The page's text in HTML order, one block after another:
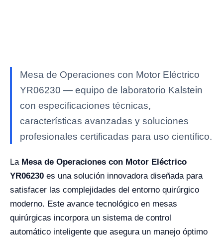
Mesa de Operaciones con Motor Eléctrico
YR06230 — equipo de laboratorio Kalstein
con especificaciones técnicas,
características avanzadas y soluciones
profesionales certificadas para uso científico.
La Mesa de Operaciones con Motor Eléctrico
YR06230 es una solución innovadora diseñada para
satisfacer las complejidades del entorno quirúrgico
moderno. Este avance tecnológico en mesas
quirúrgicas incorpora un sistema de control
automático inteligente que asegura un manejo óptimo